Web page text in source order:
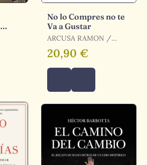
No lo Compres no te
Va a Gustar
ARCUSA RAMON /
GIMENEZ BARBAT
TERESA / ARCUSA,
20,90 €